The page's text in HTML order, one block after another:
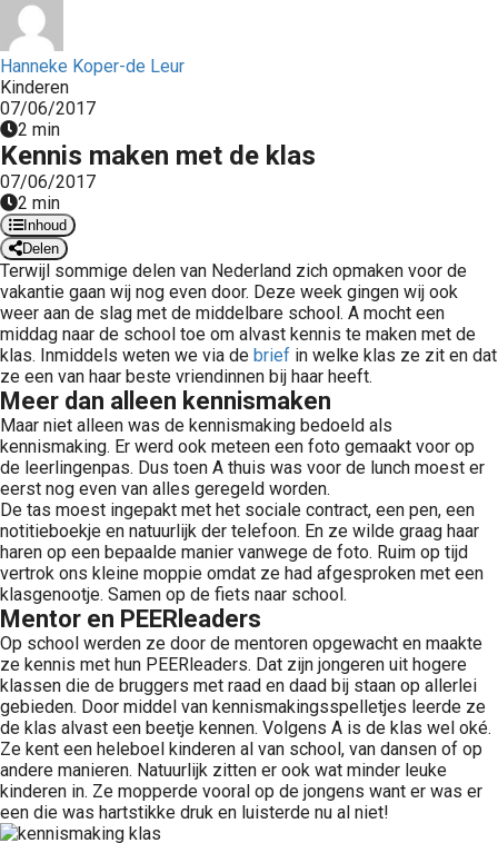
Hanneke Koper-de Leur
Kinderen
07/06/2017
2 min
Kennis maken met de klas
07/06/2017
2 min
Inhoud
Delen
Terwijl sommige delen van Nederland zich opmaken voor de
vakantie gaan wij nog even door. Deze week gingen wij ook
weer aan de slag met de middelbare school. A mocht een
middag naar de school toe om alvast kennis te maken met de
klas. Inmiddels weten we via de brief in welke klas ze zit en dat
ze een van haar beste vriendinnen bij haar heeft.
Meer dan alleen kennismaken
Maar niet alleen was de kennismaking bedoeld als
kennismaking. Er werd ook meteen een foto gemaakt voor op
de leerlingenpas. Dus toen A thuis was voor de lunch moest er
eerst nog even van alles geregeld worden.
De tas moest ingepakt met het sociale contract, een pen, een
notitieboekje en natuurlijk der telefoon. En ze wilde graag haar
haren op een bepaalde manier vanwege de foto. Ruim op tijd
vertrok ons kleine moppie omdat ze had afgesproken met een
klasgenootje. Samen op de fiets naar school.
Mentor en PEERleaders
Op school werden ze door de mentoren opgewacht en maakte
ze kennis met hun PEERleaders. Dat zijn jongeren uit hogere
klassen die de bruggers met raad en daad bij staan op allerlei
gebieden. Door middel van kennismakingsspelletjes leerde ze
de klas alvast een beetje kennen. Volgens A is de klas wel oké.
Ze kent een heleboel kinderen al van school, van dansen of op
andere manieren. Natuurlijk zitten er ook wat minder leuke
kinderen in. Ze mopperde vooral op de jongens want er was er
een die was hartstikke druk en luisterde nu al niet!
de
Hierdoor
website-
van